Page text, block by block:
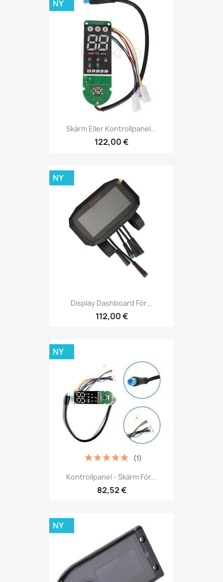
Skärm Eller Kontrollpanel...
122,00 €
NY
Display Dashboard För...
112,00 €
NY
Kontrollpanel - Skärm För...
82,52 €
(1)
NY
NY